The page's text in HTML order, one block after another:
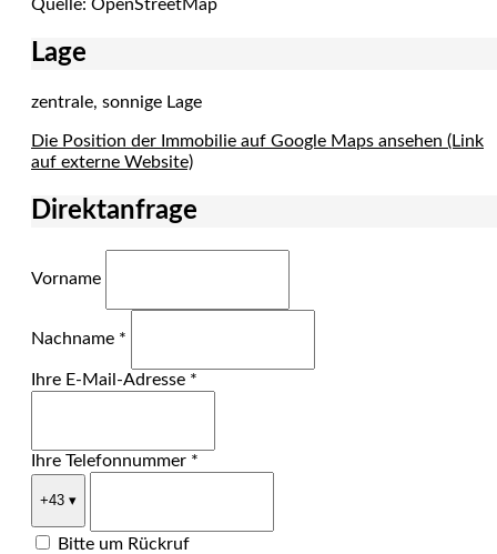
Quelle: OpenStreetMap
Lage
zentrale, sonnige Lage
Die Position der Immobilie auf Google Maps ansehen (Link
auf externe Website)
Direktanfrage
Vorname
Nachname *
Ihre E-Mail-Adresse *
Ihre Telefonnummer *
+43 ▾
Bitte um Rückruf